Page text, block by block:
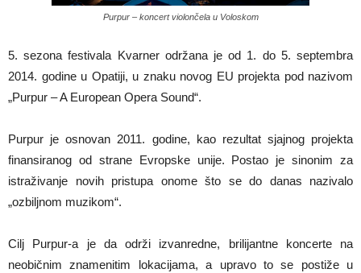
Purpur – koncert violončela u Voloskom
5. sezona festivala Kvarner održana je od 1. do 5. septembra
2014. godine u Opatiji, u znaku novog EU projekta pod nazivom
„Purpur – A European Opera Sound“.
Purpur je osnovan 2011. godine, kao rezultat sjajnog projekta
finansiranog od strane Evropske unije. Postao je sinonim za
istraživanje novih pristupa onome što se do danas nazivalo
„ozbiljnom muzikom“.
Cilj Purpur-a je da održi izvanredne, brilijantne koncerte na
neobičnim znamenitim lokacijama, a upravo to se postiže u